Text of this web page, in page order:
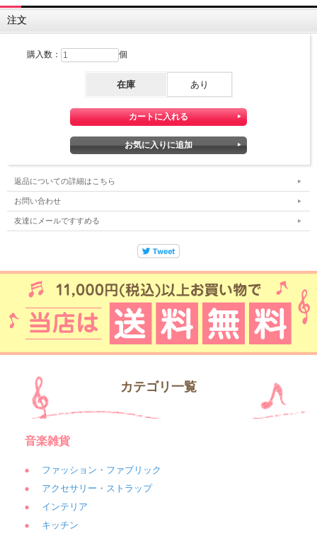
注文
購入数： 個
在庫 あり
返品についての詳細はこちら
お問い合わせ
友達にメールですすめる
カテゴリ一覧
音楽雑貨
ファッション・ファブリック
アクセサリー・ストラップ
インテリア
キッチン